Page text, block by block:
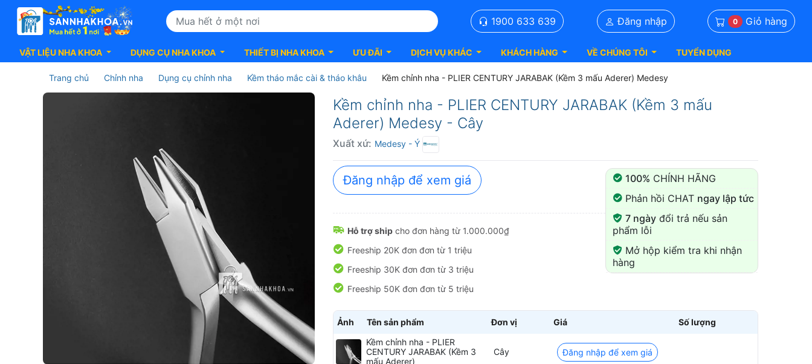
1900 633 639 Đăng nhập 0 Giỏ hàng
VẬT LIỆU NHA KHOA DỤNG CỤ NHA KHOA THIẾT BỊ NHA KHOA ƯU ĐÃI DỊCH VỤ KHÁC KHÁCH HÀNG VỀ CHÚNG TÔI TUYỂN DỤNG
Trang chủ Chỉnh nha Dụng cụ chỉnh nha Kềm tháo mắc cài & tháo khâu Kềm chỉnh nha - PLIER CENTURY JARABAK (Kềm 3 mấu Aderer) Medesy
Kềm
nha
Kềm chỉnh nha - PLIER CENTURY JARABAK (Kềm 3 mấu
Aderer) Medesy - Cây
Xuất xứ: Medesy - Ý
100% CHÍNH HÃNG
Phản hồi CHAT ngay lập tức
7 ngàyđổi trả nếu sản
phẩm lỗi
Mở hộp kiểm tra khi nhận
hàng
Đăng nhập để xem giá
Hỗ trợ ship cho đơn hàng từ 1.000.000₫
Freeship 20K đơn đơn từ 1 triệu
Freeship 30K đơn đơn từ 3 triệu
Freeship 50K đơn đơn từ 5 triệu
Ảnh Tên sản phẩm Đơn vị Giá
Số lượng
Kềm chỉnh nha - PLIER
CENTURY JARABAK (Kềm 3
mấu Aderer)
Cây Đăng nhập để xem giá